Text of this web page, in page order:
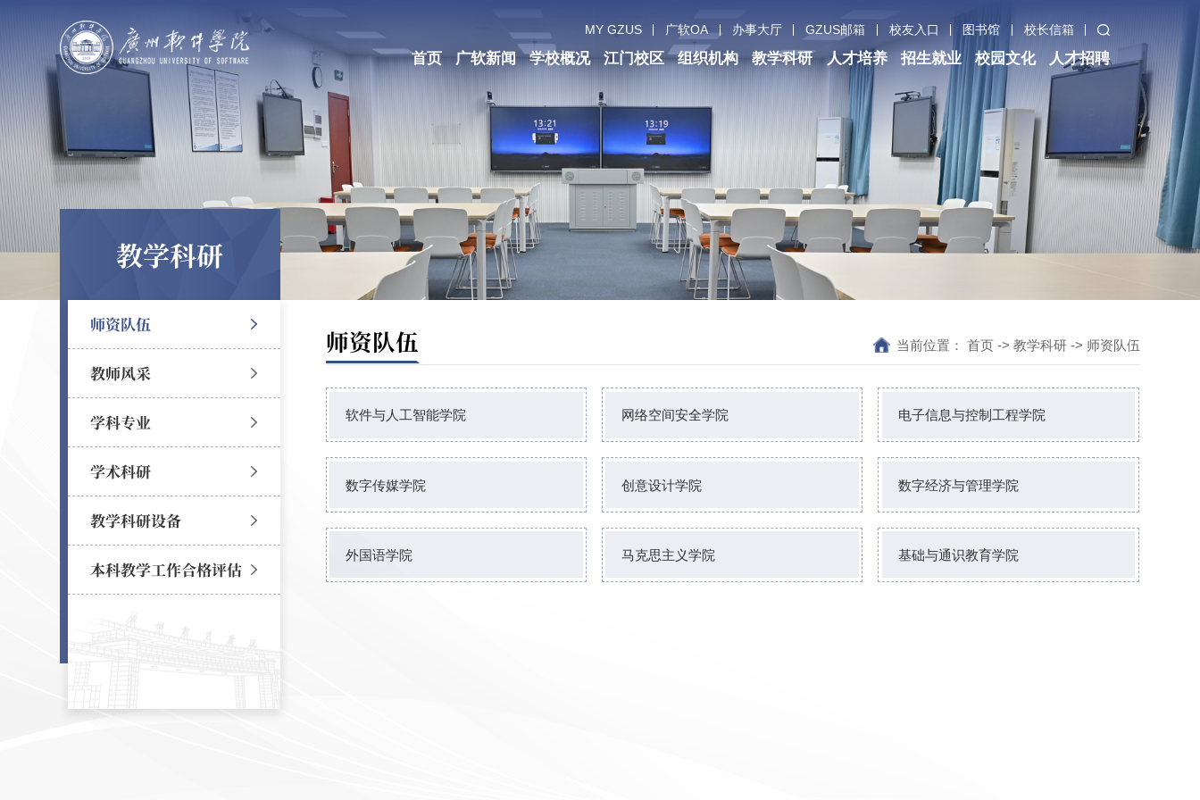
MY GZUS 广软OA 办事大厅 GZUS邮箱 校友入口 图书馆 校长信箱
首页 广软新闻 学校概况 江门校区 组织机构 教学科研 人才培养 招生就业 校园文化 人才招聘
教学科研
师资队伍
教师风采
学科专业
学术科研
教学科研设备
本科教学工作合格评估
师资队伍 当前位置： 首页-> 教学科研-> 师资队伍
软件与人工智能学院 网络空间安全学院 电子信息与控制工程学院
数字传媒学院 创意设计学院 数字经济与管理学院
外国语学院 马克思主义学院 基础与通识教育学院